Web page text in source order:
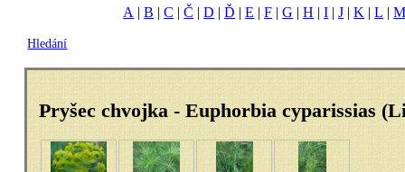
A |B |C |Č |D |Ď |E |F |G |H |I |J |K |L |
Hledání
Pryšec chvojka - Euphorbia cyparissias